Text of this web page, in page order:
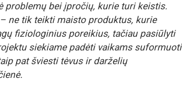
problemų bei įpročių, kurie turi keistis.
ne tik teikti maisto produktus, kurie
fiziologinius poreikius, tačiau pasiūlyti
siekiame padėti vaikams suformuoti
pat šviesti tėvus ir darželių